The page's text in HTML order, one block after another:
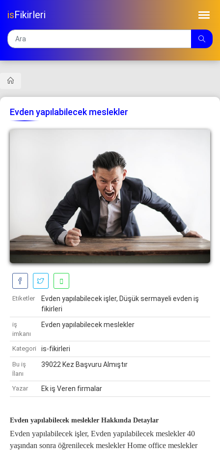
isFikirleri
Evden yapılabilecek meslekler
Etiketler
Evden yapılabilecek işler, Düşük sermayeli evden iş
fikirleri
iş
imkanı
Evden yapılabilecek meslekler
Kategori is-fikirleri
Bu iş
İlanı
39022 Kez Başvuru Almıştır
Yazar Ek iş Veren firmalar
Evden yapılabilecek meslekler Hakkında Detaylar
Evden yapılabilecek işler, Evden yapılabilecek meslekler 40
yaşından sonra öğrenilecek meslekler Home office meslekler